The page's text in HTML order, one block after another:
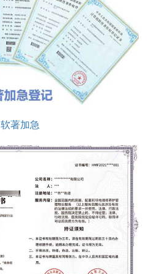
软著加急